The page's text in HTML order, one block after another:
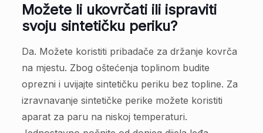
Možete li ukovrčati ili ispraviti
svoju sintetičku periku?
Da. Možete koristiti pribadače za držanje kovrča
na mjestu. Zbog oštećenja toplinom budite
oprezni i uvijajte sintetičku periku bez topline. Za
izravnavanje sintetičke perike možete koristiti
aparat za paru na niskoj temperaturi.